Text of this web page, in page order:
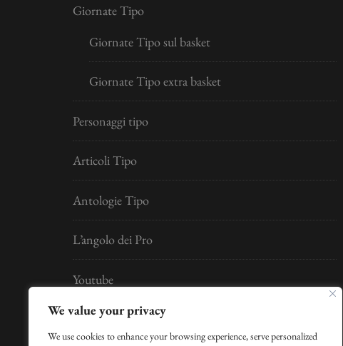
We value your privacy
We use cookies to enhance your browsing experience, serve personalized
Giornate Tipo
Giornate Tipo sul basket
Giornate Tipo extra basket
Personaggi tipo
Articoli Tipo
Antologie Tipo
L’angolo dei Pro
Youtube
Developed byDigital Idea S.r.l.